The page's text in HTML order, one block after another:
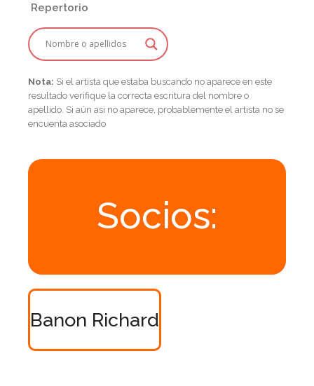
Repertorio
Nota: Si el artista que estaba buscando no aparece en este
resultado verifique la correcta escritura del nombre o
apellido. Si aún asi no aparece, probablemente el artista no se
encuenta asociado
Socios:
Banon Richard